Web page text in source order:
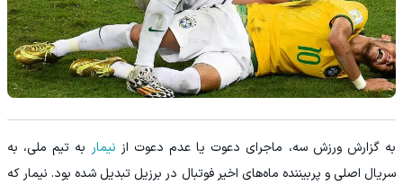
به گزارش ورزش سه، ماجرای دعوت یا عدم دعوت از نیمار به تیم ملی، به
سریال اصلی و پربیننده ماه‌های اخیر فوتبال در برزیل تبدیل شده بود. نیمار که